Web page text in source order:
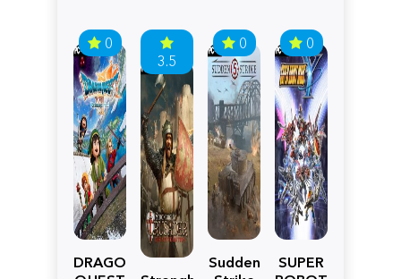
0
DRAGON
3.5
0
Sudden
0
SUPER